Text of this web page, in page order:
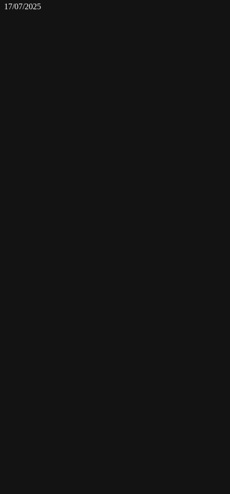
17/07/2025